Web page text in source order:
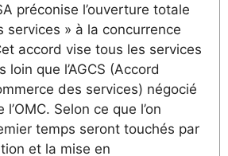
préconise l’ouverture totale
services » à la concurrence
accord vise tous les services
loin que l’AGCS (Accord
des services) négocié
Selon ce que l’on
temps seront touchés par
et la mise en